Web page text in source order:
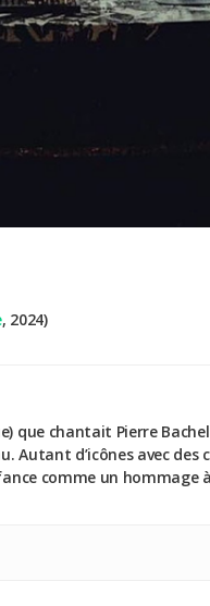
, 2024)
que chantait Pierre
Autant d’icônes avec
comme un hommage